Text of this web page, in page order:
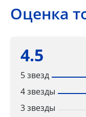
Оценка
4.5
5 звезд
4 звезды
3 звезды